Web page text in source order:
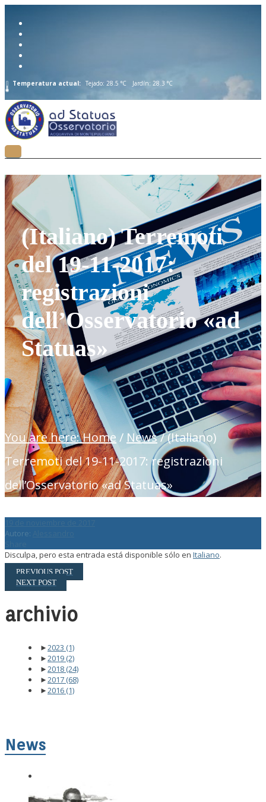
Temperatura actual: Tejado: 28.5 °C Jardín: 28.3 °C
(Italiano) Terremoti
del 19-11-2017:
registrazioni
dell’Osservatorio «ad
Statuas»
You are here: Home/ News/(Italiano)
Terremoti del 19-11-2017: registrazioni
dell’Osservatorio «ad Statuas»
Autore:
Disculpa, pero esta entrada está disponible sólo en Italiano.
PREVIOUS POST
NEXT POST
archivio
►2023 (1)
►2019 (2)
►2018 (24)
►2017 (68)
►2016 (1)
News